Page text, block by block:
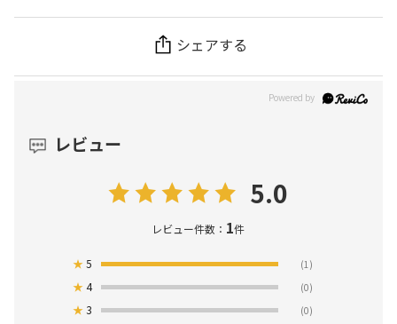
シェアする
レビュー
5.0
レビュー件数： 1件
★5 (1)
★4 (0)
★3 (0)